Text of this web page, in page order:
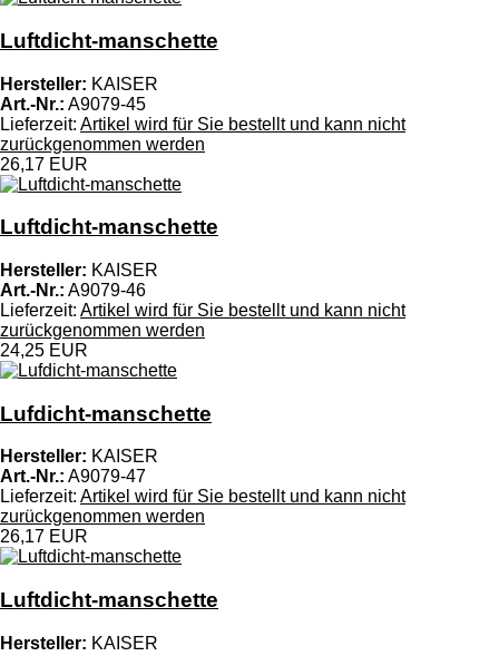
Luftdicht-manschette
Hersteller: KAISER
Art.-Nr.: A9079-45
Lieferzeit: Artikel wird für Sie bestellt und kann nicht
zurückgenommen werden
26,17 EUR
Luftdicht-manschette
Hersteller: KAISER
Art.-Nr.: A9079-46
Lieferzeit: Artikel wird für Sie bestellt und kann nicht
zurückgenommen werden
24,25 EUR
Lufdicht-manschette
Hersteller: KAISER
Art.-Nr.: A9079-47
Lieferzeit: Artikel wird für Sie bestellt und kann nicht
zurückgenommen werden
26,17 EUR
Luftdicht-manschette
Hersteller: KAISER